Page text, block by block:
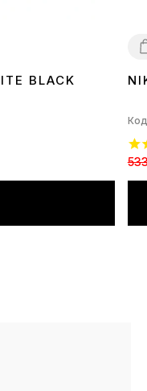
BLACK